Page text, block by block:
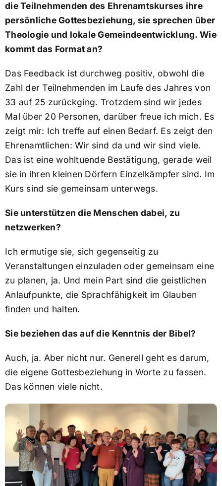
die Teilnehmenden des Ehrenamtskurses ihre
persönliche Gottesbeziehung, sie sprechen über
Theologie und lokale Gemeindeentwicklung. Wie
kommt das Format an?
Das Feedback ist durchweg positiv, obwohl die
Zahl der Teilnehmenden im Laufe des Jahres von
33 auf 25 zurückging. Trotzdem sind wir jedes
Mal über 20 Personen, darüber freue ich mich. Es
zeigt mir: Ich treffe auf einen Bedarf. Es zeigt den
Ehrenamtlichen: Wir sind da und wir sind viele.
Das ist eine wohltuende Bestätigung, gerade weil
sie in ihren kleinen Dörfern Einzelkämpfer sind. Im
Kurs sind sie gemeinsam unterwegs.
Sie unterstützen die Menschen dabei, zu
netzwerken?
Ich ermutige sie, sich gegenseitig zu
Veranstaltungen einzuladen oder gemeinsam eine
zu planen, ja. Und mein Part sind die geistlichen
Anlaufpunkte, die Sprachfähigkeit im Glauben
finden und halten.
Sie beziehen das auf die Kenntnis der Bibel?
Auch, ja. Aber nicht nur. Generell geht es darum,
die eigene Gottesbeziehung in Worte zu fassen.
Das können viele nicht.